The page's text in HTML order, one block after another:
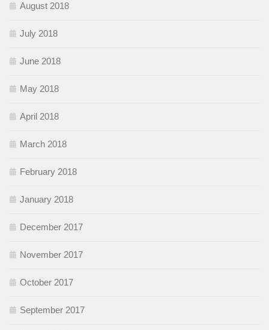
August 2018
July 2018
June 2018
May 2018
April 2018
March 2018
February 2018
January 2018
December 2017
November 2017
October 2017
September 2017